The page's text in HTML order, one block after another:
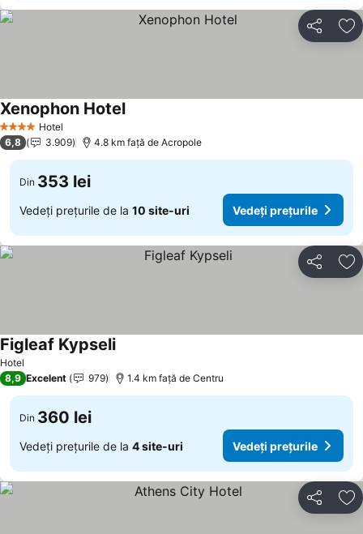
Distribuiți
4 Stele Hotel
Xenophon Hotel
6,8 3.909 4.8 km faţă de Acropole
Din 353 lei
Vedeți prețurile de la 10 site-uri Vedeți prețurile
Distribuiți
Hotel
Figleaf Kypseli
8,9 Excelent 979 1.4 km faţă de Centru
Din 360 lei
Vedeți prețurile de la 4 site-uri Vedeți prețurile
Distribuiți